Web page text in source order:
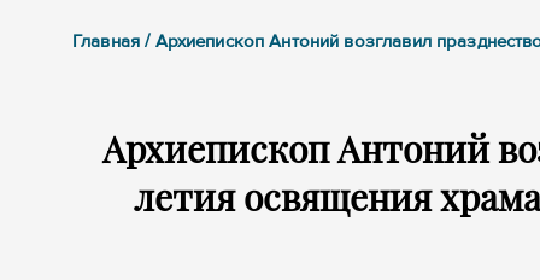
Главная / Архиепископ Антоний возглавил
Архиепископ Антоний
летия освящения